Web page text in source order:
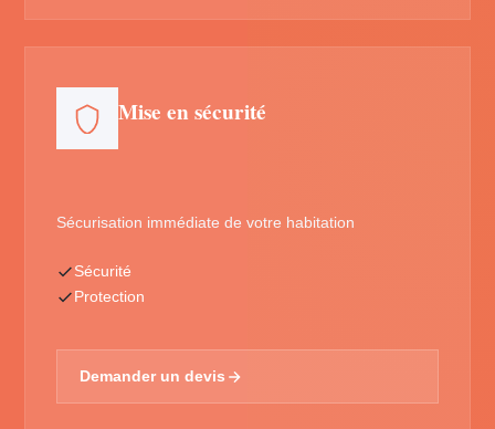
Mise en sécurité
Sécurisation immédiate de votre habitation
Sécurité
Protection
Demander un devis